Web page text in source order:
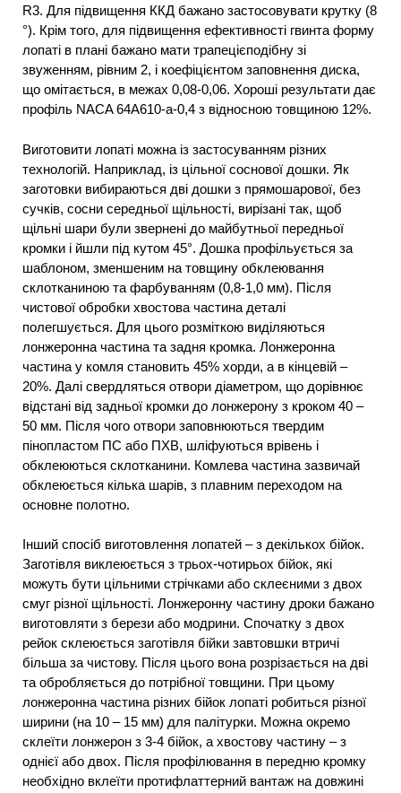
R3. Для підвищення ККД бажано застосовувати крутку (8
°). Крім того, для підвищення ефективності гвинта форму
лопаті в плані бажано мати трапецієподібну зі
звуженням, рівним 2, і коефіцієнтом заповнення диска,
що омітається, в межах 0,08-0,06. Хороші результати дає
профіль NACA 64А610-а-0,4 з відносною товщиною 12%.
Виготовити лопаті можна із застосуванням різних
технологій. Наприклад, із цільної соснової дошки. Як
заготовки вибираються дві дошки з прямошарової, без
сучків, сосни середньої щільності, вирізані так, щоб
щільні шари були звернені до майбутньої передньої
кромки і йшли під кутом 45°. Дошка профільується за
шаблоном, зменшеним на товщину обклеювання
склотканиною та фарбуванням (0,8-1,0 мм). Після
чистової обробки хвостова частина деталі
полегшується. Для цього розміткою виділяються
лонжеронна частина та задня кромка. Лонжеронна
частина у комля становить 45% хорди, а в кінцевій –
20%. Далі свердляться отвори діаметром, що дорівнює
відстані від задньої кромки до лонжерону з кроком 40 –
50 мм. Після чого отвори заповнюються твердим
пінопластом ПС або ПХВ, шліфуються врівень і
обклеюються склотканини. Комлева частина зазвичай
обклеюється кілька шарів, з плавним переходом на
основне полотно.
Інший спосіб виготовлення лопатей – з декількох бійок.
Заготівля виклеюється з трьох-чотирьох бійок, які
можуть бути цільними стрічками або склеєними з двох
смуг різної щільності. Лонжеронну частину дроки бажано
виготовляти з берези або модрини. Спочатку з двох
рейок склеюється заготівля бійки завтовшки втричі
більша за чистову. Після цього вона розрізається на дві
та обробляється до потрібної товщини. При цьому
лонжеронна частина різних бійок лопаті робиться різної
ширини (на 10 – 15 мм) для палітурки. Можна окремо
склеїти лонжерон з 3-4 бійок, а хвостову частину – з
однієї або двох. Після профілювання в передню кромку
необхідно вклеїти протифлаттерний вантаж на довжині